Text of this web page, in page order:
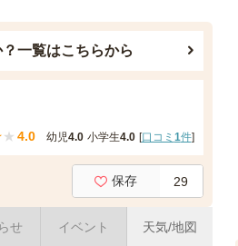
一覧はこちらから
★ 4.0 幼児4.0 小学生4.0 [口コミ 1件]
保存 29
せ イベント 天気/地図